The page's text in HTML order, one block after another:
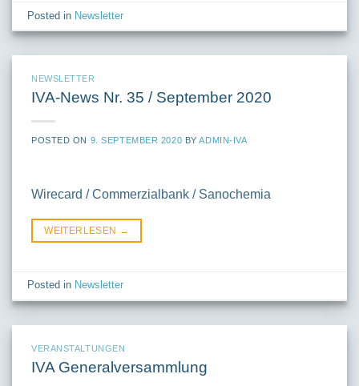
Posted in Newsletter
NEWSLETTER
IVA-News Nr. 35 / September 2020
POSTED ON 9. SEPTEMBER 2020 BYADMIN-IVA
Wirecard / Commerzialbank / Sanochemia
WEITERLESEN →
Posted in Newsletter
VERANSTALTUNGEN
IVA Generalversammlung